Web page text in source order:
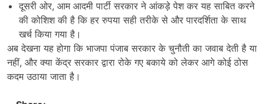
दूसरी ओर, आम आदमी पार्टी सरकार ने आंकड़े पेश कर यह साबित करने
की कोशिश की है कि हर रुपया सही तरीके से और पारदर्शिता के साथ
खर्च किया गया है।
अब देखना यह होगा कि भाजपा पंजाब सरकार के चुनौती का जवाब देती है या
नहीं, और क्या केंद्र सरकार द्वारा रोके गए बकाये को लेकर आगे कोई ठोस
कदम उठाया जाता है।